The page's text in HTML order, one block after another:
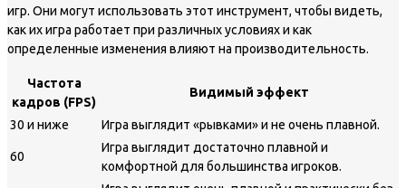
игр. Они могут использовать этот инструмент, чтобы видеть,
как их игра работает при различных условиях и как
определенные изменения влияют на производительность.
Частота
кадров (FPS)
Видимый эффект
30 и ниже Игра выглядит «рывками» и не очень плавной.
60
Игра выглядит достаточно плавной и
комфортной для большинства игроков.